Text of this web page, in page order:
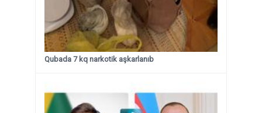
Qubada 7 kq narkotik aşkarlanıb